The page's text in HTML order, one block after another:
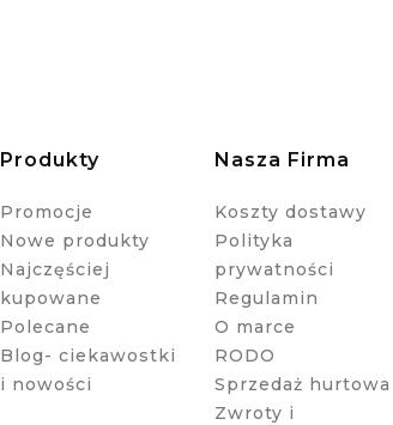
Produkty
Promocje
Nowe produkty
Najczęściej
kupowane
Polecane
Blog- ciekawostki
i nowości
Nasza Firma
Koszty dostawy
Polityka
prywatności
Regulamin
O marce
RODO
Sprzedaż hurtowa
Zwroty i